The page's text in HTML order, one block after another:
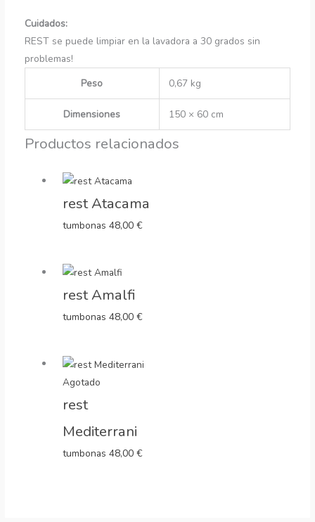
Cuidados:
REST se puede limpiar en la lavadora a 30 grados sin
problemas!
Peso
0,67 kg
Dimensiones 150 × 60 cm
Productos relacionados
rest Atacama
tumbonas48,00€
rest Amalfi
tumbonas48,00€
Agotado
rest
Mediterrani
tumbonas48,00€